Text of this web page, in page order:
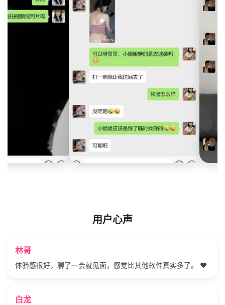
用户心声
林哥
体验感很好，聊了一会就见面，感觉比其他软件真实多了。 ❤️
白龙